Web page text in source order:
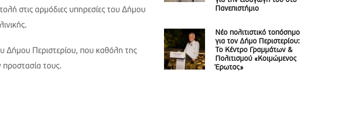
στις αρμόδιες υπηρεσίες του Δήμου
Δήμου Περιστερίου, που καθόλη της
προστασία τους.
Πανεπιστήμιο
Νέο πολιτιστικό τοπόσημο
για τον Δήμο Περιστερίου:
Το Κέντρο Γραμμάτων &
Πολιτισμού «Κοιμώμενος
Έρωτας»